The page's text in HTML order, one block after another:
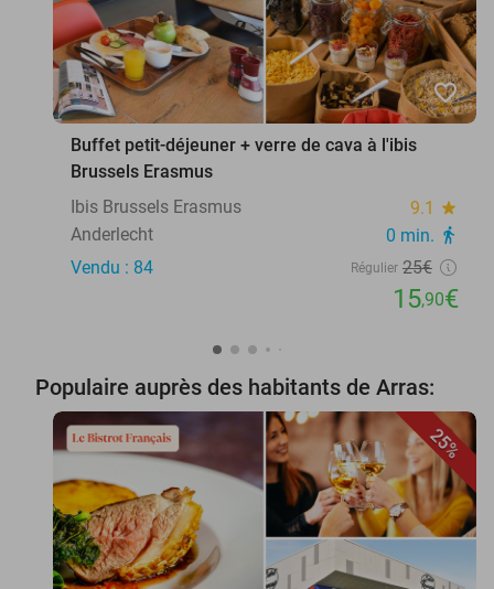
favorite_border
Buffet petit-déjeuner + verre de cava à l'ibis
Brussels Erasmus
Ibis Brussels Erasmus
9.1 star
Anderlecht 0 min. directions_walk
Vendu : 84 Régulier 25€
15,90€
Populaire auprès des habitants de Arras:
25%